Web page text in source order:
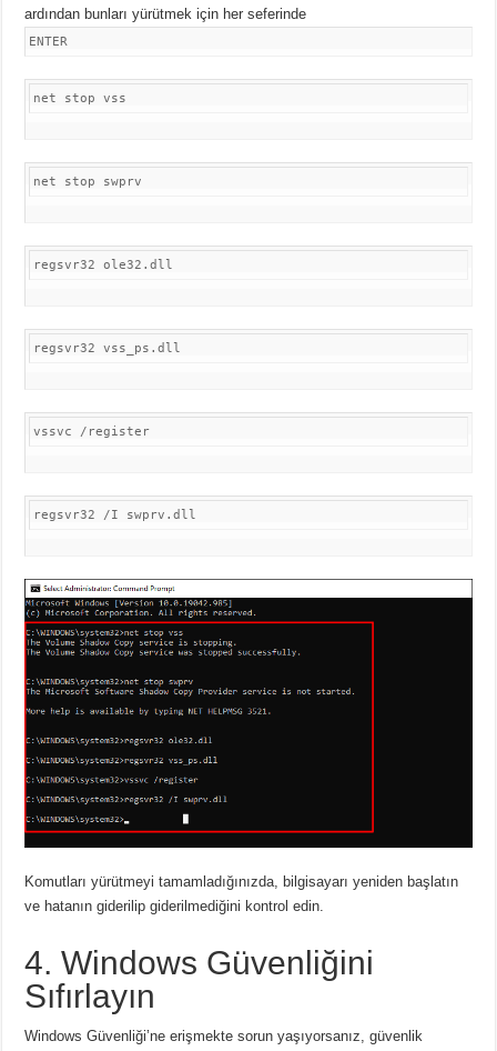
ardından bunları yürütmek için her seferinde
ENTER
net stop vss
net stop swprv
regsvr32 ole32.dll
regsvr32 vss_ps.dll
vssvc /register
regsvr32 /I swprv.dll
Komutları yürütmeyi tamamladığınızda, bilgisayarı yeniden başlatın
ve hatanın giderilip giderilmediğini kontrol edin.
4. Windows Güvenliğini
Sıfırlayın
Windows Güvenliği’ne erişmekte sorun yaşıyorsanız, güvenlik